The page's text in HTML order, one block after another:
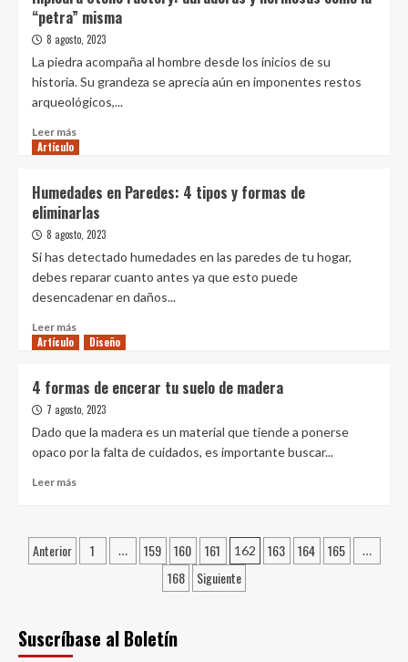
según
la
estilista
Dorssen
Muebles
que
honran
naturaleza
“petra” misma
8 agosto, 2023
La piedra acompaña al hombre desde los inicios de su
historia. Su grandeza se aprecia aún en imponentes restos
arqueológicos,...
Leer más
Stone
Factory:
duraderas
como
la
misma
Artículo
Humedades en Paredes: 4 tipos y formas de
eliminarlas
8 agosto, 2023
Si has detectado humedades en las paredes de tu hogar,
debes reparar cuanto antes ya que esto puede
desencadenar en daños...
Leer más
más
en
Paredes:
4
tipos
formas
Artículo Diseño
4 formas de encerar tu suelo de madera
7 agosto, 2023
Dado que la madera es un material que tiende a ponerse
opaco por la falta de cuidados, es importante buscar...
Leer más
formas
de
de
Paginación
Anterior 1 … 159 160 161 162 163 164 165 …
168 Siguiente
Suscríbase al Boletín